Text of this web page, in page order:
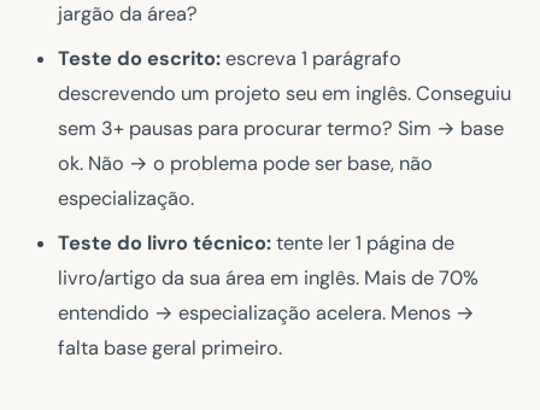
jargão da área?
Teste do escrito:escreva 1 parágrafo
descrevendo um projeto seu em inglês. Conseguiu
sem 3+ pausas para procurar termo? Sim → base
ok. Não → o problema pode ser base, não
especialização.
Teste do livro técnico:tente ler 1 página de
livro/artigo da sua área em inglês. Mais de 70%
entendido → especialização acelera. Menos →
falta base geral primeiro.